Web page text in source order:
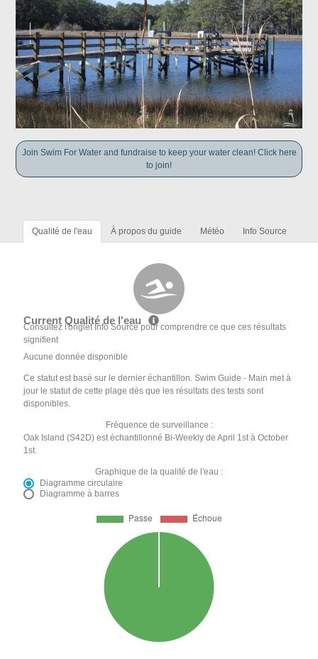
Join Swim For Water and fundraise to keep your water clean! Click here
to join!
Qualité de l'eau À propos du guide Météo Info Source
Current Qualité de l'eau
Consultez l'onglet Info Source pour comprendre ce que ces résultats
signifient
Aucune donnée disponible
Ce statut est basé sur le dernier échantillon. Swim Guide - Main met à
jour le statut de cette plage dès que les résultats des tests sont
disponibles.
Fréquence de surveillance :
Oak Island (S42D) est échantillonné Bi-Weekly de April 1st à October
1st.
Graphique de la qualité de l'eau :
Diagramme circulaire
Diagramme à barres